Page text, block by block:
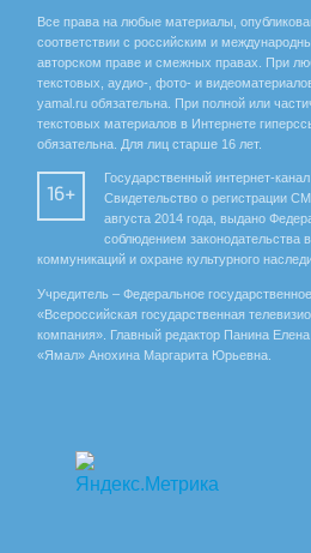
Все права на любые материалы,
соответствии с российским и
авторском праве и смежных правах. При
текстовых, аудио-, фото- и
yamal.ru обязательна. При полной или
текстовых материалов в Интернете
обязательна. Для лиц старше 16 лет.
16+
Государственный интернет-
Свидетельство о регистрации
августа 2014 года, выдано
соблюдением законодательства
коммуникаций и охране культурного
Учредитель – Федеральное
«Всероссийская государственная
компания». Главный редактор Панина
«Ямал» Анохина Маргарита Юрьевна.